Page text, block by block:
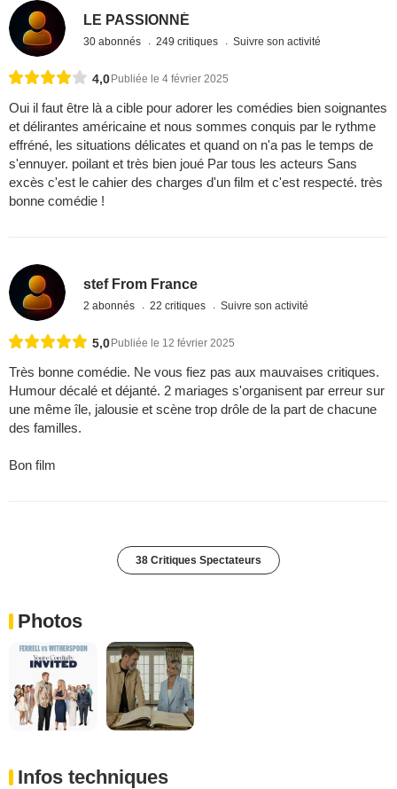
LE PASSIONNÉ
30 abonnés 249 critiques Suivre son activité
4,0Publiée le 4 février 2025
Oui il faut être là a cible pour adorer les comédies bien soignantes
et délirantes américaine et nous sommes conquis par le rythme
effréné, les situations délicates et quand on n'a pas le temps de
s'ennuyer. poilant et très bien joué Par tous les acteurs Sans
excès c'est le cahier des charges d'un film et c'est respecté. très
bonne comédie !
stef From France
2 abonnés 22 critiques Suivre son activité
5,0 Publiée le 12 février 2025
Très bonne comédie. Ne vous fiez pas aux mauvaises critiques.
Humour décalé et déjanté. 2 mariages s'organisent par erreur sur
une même île, jalousie et scène trop drôle de la part de chacune
des familles.
Bon film
38 Critiques Spectateurs
Photos
Infos techniques